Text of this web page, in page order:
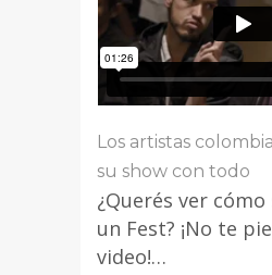
Los artistas
su show con todo
¿Querés ver
un Fest? ¡No te
video!…